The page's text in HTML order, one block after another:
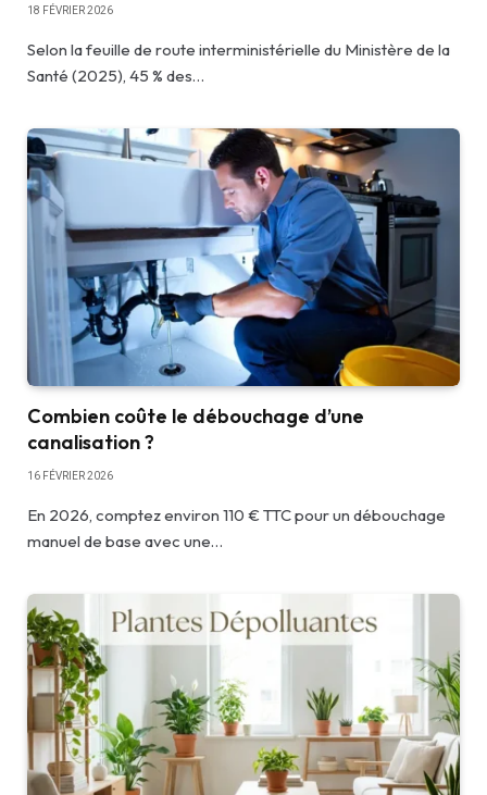
18 FÉVRIER 2026
Selon la feuille de route interministérielle du Ministère de la
Santé (2025), 45 % des…
Combien coûte le débouchage d’une
canalisation ?
16 FÉVRIER 2026
En 2026, comptez environ 110 € TTC pour un débouchage
manuel de base avec une…